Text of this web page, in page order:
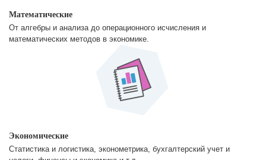
Математические
От алгебры и анализа до операционного исчисления и
математических методов в экономике.
Экономические
Статистика и логистика, эконометрика, бухгалтерский учет и